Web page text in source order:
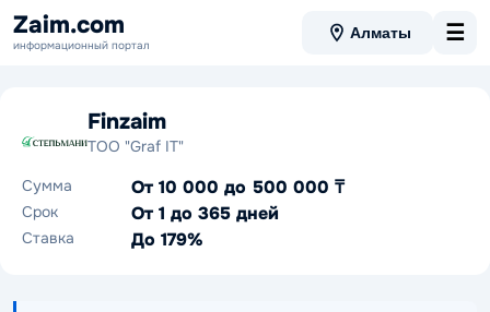
Zaim.com
информационный портал
Алматы ☰
Finzaim
ТОО "Graf IT"
Сумма
От 10 000 до 500 000 ₸
Срок От 1 до 365 дней
Ставка До 179%